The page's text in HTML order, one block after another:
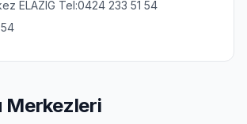
ELAZIG Tel:0424 233 51 54
Merkezleri